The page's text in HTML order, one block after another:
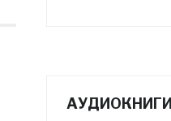
АУДИОКНИГИ